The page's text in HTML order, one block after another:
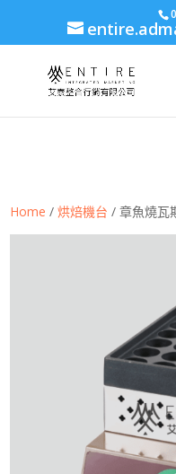
body{font-family:
Home /烘焙機台 / 章魚燒瓦